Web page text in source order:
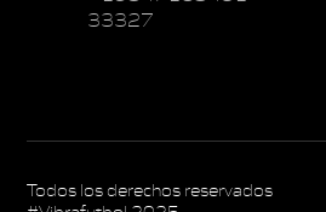
33327
Todos los derechos reservados